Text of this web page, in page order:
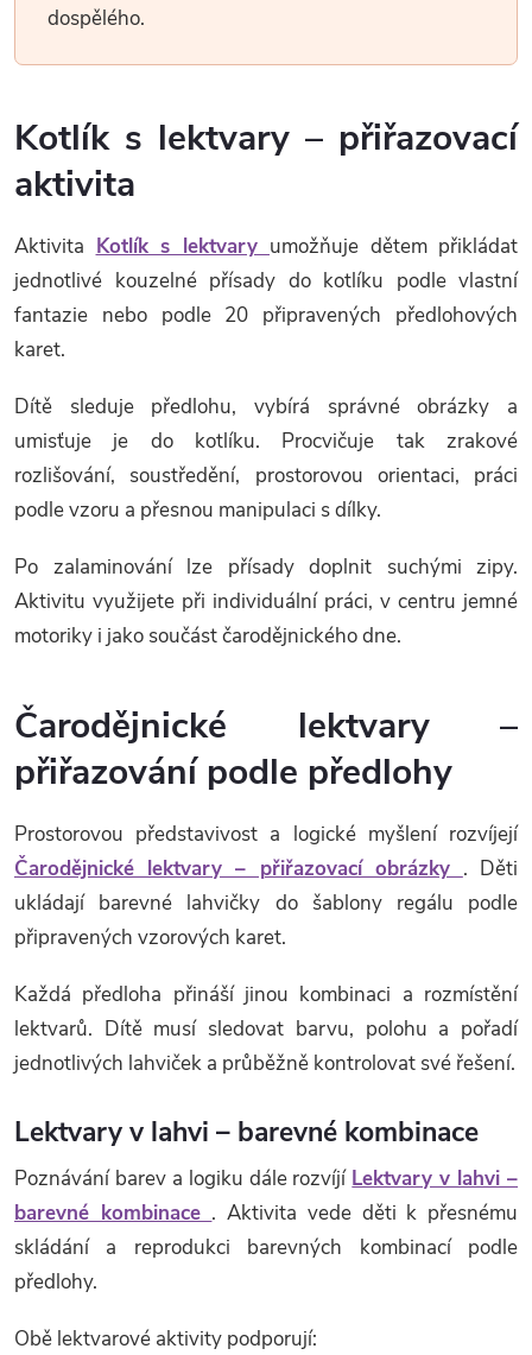
dospělého.
Kotlík s lektvary – přiřazovací
aktivita
Aktivita Kotlík s lektvary umožňuje dětem přikládat
jednotlivé kouzelné přísady do kotlíku podle vlastní
fantazie nebo podle 20 připravených předlohových
karet.
Dítě sleduje předlohu, vybírá správné obrázky a
umisťuje je do kotlíku. Procvičuje tak zrakové
rozlišování, soustředění, prostorovou orientaci, práci
podle vzoru a přesnou manipulaci s dílky.
Po zalaminování lze přísady doplnit suchými zipy.
Aktivitu využijete při individuální práci, v centru jemné
motoriky i jako součást čarodějnického dne.
Čarodějnické lektvary –
přiřazování podle předlohy
Prostorovou představivost a logické myšlení rozvíjejí
Čarodějnické lektvary – přiřazovací obrázky . Děti
ukládají barevné lahvičky do šablony regálu podle
připravených vzorových karet.
Každá předloha přináší jinou kombinaci a rozmístění
lektvarů. Dítě musí sledovat barvu, polohu a pořadí
jednotlivých lahviček a průběžně kontrolovat své řešení.
Lektvary v lahvi – barevné kombinace
Poznávání barev a logiku dále rozvíjí Lektvary v lahvi –
barevné kombinace . Aktivita vede děti k přesnému
skládání a reprodukci barevných kombinací podle
předlohy.
Obě lektvarové aktivity podporují: